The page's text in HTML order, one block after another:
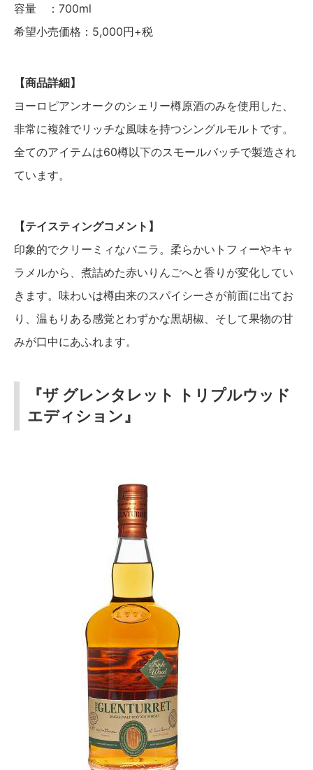
容量 ：700ml
希望小売価格：5,000円+税
【商品詳細】
ヨーロピアンオークのシェリー樽原酒のみを使用した、
非常に複雑でリッチな風味を持つシングルモルトです。
全てのアイテムは60樽以下のスモールバッチで製造され
ています。
【テイスティングコメント】
印象的でクリーミィなバニラ。柔らかいトフィーやキャ
ラメルから、煮詰めた赤いりんごへと香りが変化してい
きます。味わいは樽由来のスパイシーさが前面に出てお
り、温もりある感覚とわずかな黒胡椒、そして果物の甘
みが口中にあふれます。
『ザ グレンタレット トリプルウッド
エディション』